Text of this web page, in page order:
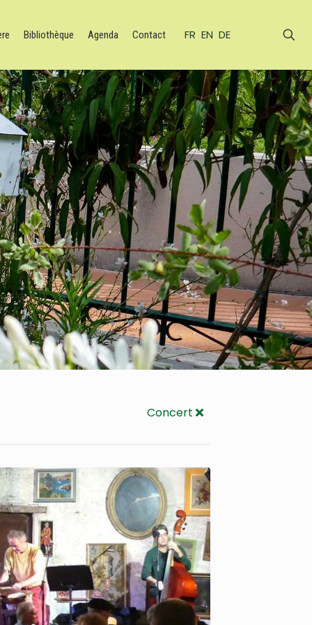
Bibliothèque Agenda Contact FR EN DE
Concert